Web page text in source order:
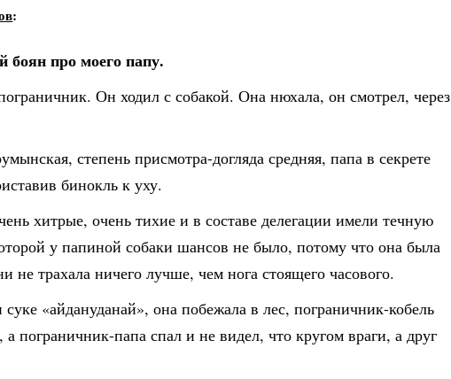
:
боян про моего папу.
Он ходил с собакой. Она нюхала, он смотрел, через
степень присмотра-догляда средняя, папа в секрете
бинокль к уху.
хитрые, очень тихие и в составе делегации имели течную
у папиной собаки шансов не было, потому что она была
не трахала ничего лучше, чем нога стоящего часового.
суке «айдануданай», она побежала в лес, пограничник-кобель
а пограничник-папа спал и не видел, что кругом враги, а друг